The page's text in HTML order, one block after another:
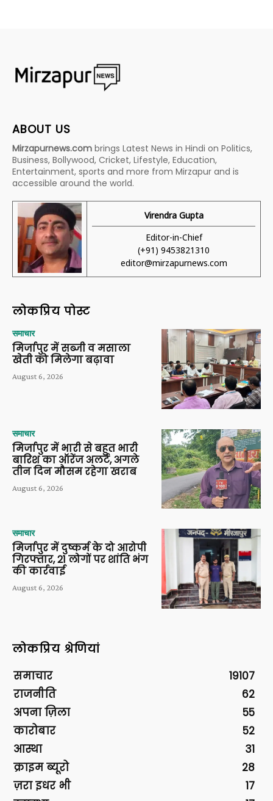
ABOUT US
Mirzapurnews.com brings Latest News in Hindi on Politics,
Business, Bollywood, Cricket, Lifestyle, Education,
Entertainment, sports and more from Mirzapur and is
accessible around the world.
Virendra Gupta
Editor-in-Chief
(+91) 9453821310
editor@mirzapurnews.com
लोकप्रिय पोस्ट
समाचार
मिर्जापुर में सब्जी व मसाला
खेती को मिलेगा बढ़ावा
August 6, 2026
समाचार
मिर्जापुर में भारी से बहुत भारी
बारिश का ऑरेंज अलर्ट, अगले
तीन दिन मौसम रहेगा खराब
August 6, 2026
समाचार
मिर्जापुर में दुष्कर्म के दो आरोपी
गिरफ्तार, 21 लोगों पर शांति भंग
की कार्रवाई
August 6, 2026
लोकप्रिय श्रेणियां
समाचार
19107
राजनीति
62
अपना ज़िला
55
कारोबार
52
आस्था
31
क्राइम ब्यूरो
28
ज़रा इधर भी
17